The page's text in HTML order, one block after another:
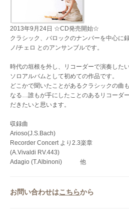
2013年9月24日 ☆CD発売開始☆
クラシック、バロックのナンバーを中心に
ノ/チェロ とのアンサンブルです。
時代の垣根を外し、リコーダーで演奏した
ソロアルバムとして初めての作品です。
どこかで聞いたことがあるクラシックの曲
なる…誰もが手にしたことのあるリコーダ
だきたいと思います。
収録曲
Arioso(J.S.Bach)
Recorder Concert より2.3楽章
(A.Vivaldi RV.443)
Adagio (T.Albinoni) 他
お問い合わせはこちらから